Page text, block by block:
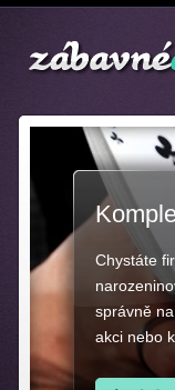
Chystáte
správně
akci nebo